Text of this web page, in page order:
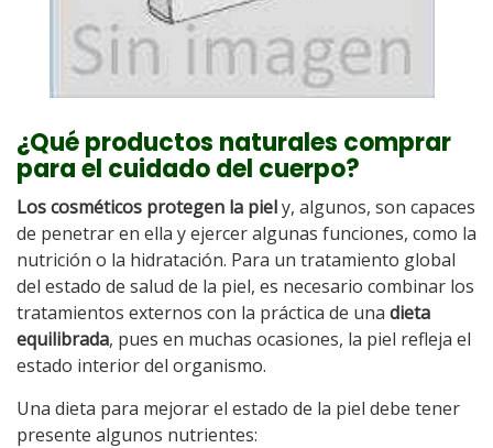
¿Qué productos naturales comprar
para el cuidado del cuerpo?
Los cosméticos protegen la piely, algunos, son capaces
de penetrar en ella y ejercer algunas funciones, como la
nutrición o la hidratación. Para un tratamiento global
del estado de salud de la piel, es necesario combinar los
tratamientos externos con la práctica de una dieta
equilibrada, pues en muchas ocasiones, la piel refleja el
estado interior del organismo.
Una dieta para mejorar el estado de la piel debe tener
presente algunos nutrientes: